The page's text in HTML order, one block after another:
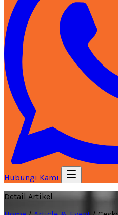
Hubungi Kami
Detail Artikel